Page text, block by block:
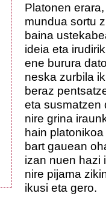
Platonen erara,
mundua sortu
baina
ideia eta
ene burura
neska zurbila
beraz
eta susmatzen
nire grina
hain
bart gauean
izan nuen hazi
nire pijama
ikusi eta gero.